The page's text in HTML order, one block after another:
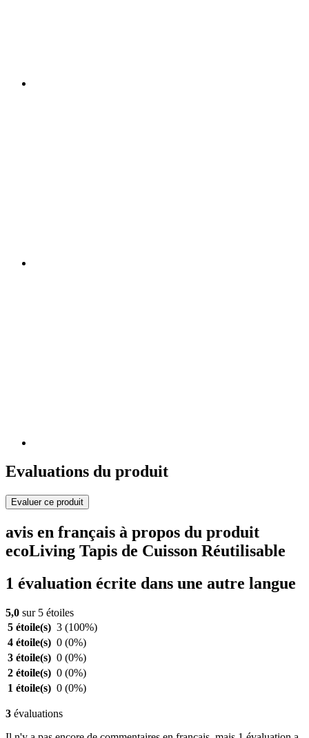
Evaluations du produit
Evaluer ce produit
avis en français à propos du produit
ecoLiving Tapis de Cuisson Réutilisable
1 évaluation écrite dans une autre langue
5,0 sur 5 étoiles
5 étoile(s) 3 (100%)
4 étoile(s) 0 (0%)
3 étoile(s) 0 (0%)
2 étoile(s) 0 (0%)
1 étoile(s) 0 (0%)
3 évaluations